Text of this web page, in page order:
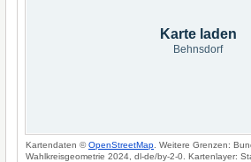
Karte laden
Behnsdorf
Kartendaten ©OpenStreetMap . Weitere Grenzen:
Wahlkreisgeometrie 2024, dl-de/by-2-0. Kartenlayer: